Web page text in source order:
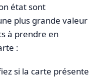
état sont
plus grande valeur
à prendre en
:
si la carte présente